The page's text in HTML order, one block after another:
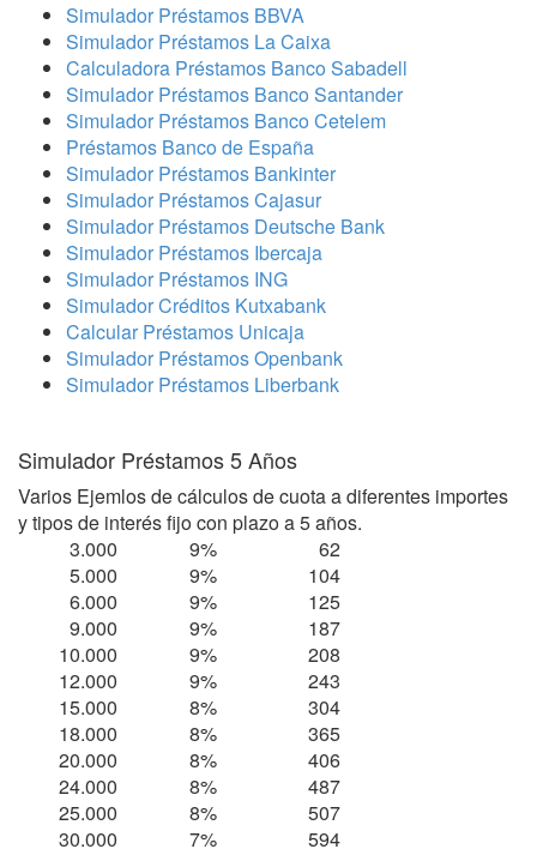
Simulador Préstamos BBVA
Simulador Préstamos La Caixa
Calculadora Préstamos Banco Sabadell
Simulador Préstamos Banco Santander
Simulador Préstamos Banco Cetelem
Préstamos Banco de España
Simulador Préstamos Bankinter
Simulador Préstamos Cajasur
Simulador Préstamos Deutsche Bank
Simulador Préstamos Ibercaja
Simulador Préstamos ING
Simulador Créditos Kutxabank
Calcular Préstamos Unicaja
Simulador Préstamos Openbank
Simulador Préstamos Liberbank
Simulador Préstamos 5 Años
Varios Ejemlos de cálculos de cuota a diferentes importes
y tipos de interés fijo con plazo a 5 años.
3.000
9%
62
5.000
9%
104
6.000
9%
125
9.000
9%
187
10.000
9%
208
12.000
9%
243
15.000
8%
304
18.000
8%
365
20.000
8%
406
24.000
8%
487
25.000
8%
507
30.000
7% 594